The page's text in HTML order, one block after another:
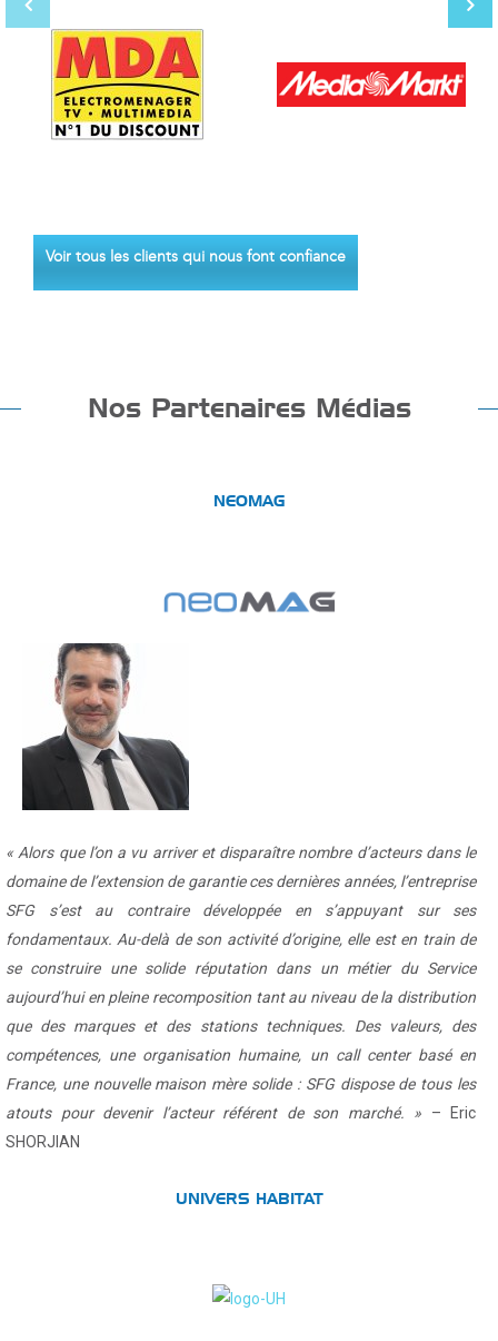
Voir tous les clients qui nous font confiance
Nos Partenaires Médias
NEOMAG
« Alors que l’on a vu arriver et disparaître nombre d’acteurs dans le
domaine de l’extension de garantie ces dernières années, l’entreprise
SFG s’est au contraire développée en s’appuyant sur ses
fondamentaux. Au-delà de son activité d’origine, elle est en train de
se construire une solide réputation dans un métier du Service
aujourd’hui en pleine recomposition tant au niveau de la distribution
que des marques et des stations techniques. Des valeurs, des
compétences, une organisation humaine, un call center basé en
France, une nouvelle maison mère solide : SFG dispose de tous les
atouts pour devenir l’acteur référent de son marché. » – Eric
SHORJIAN
UNIVERS HABITAT